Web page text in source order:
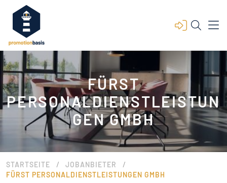
FÜRST
PERSONALDIENSTLEISTUN
GEN GMBH
STARTSEITE / JOBANBIETER /
FÜRST PERSONALDIENSTLEISTUNGEN GMBH